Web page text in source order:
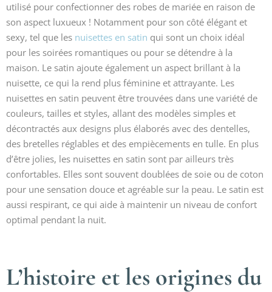
utilisé pour confectionner des robes de mariée en raison de
son aspect luxueux ! Notamment pour son côté élégant et
sexy, tel que les nuisettes en satin qui sont un choix idéal
pour les soirées romantiques ou pour se détendre à la
maison. Le satin ajoute également un aspect brillant à la
nuisette, ce qui la rend plus féminine et attrayante. Les
nuisettes en satin peuvent être trouvées dans une variété de
couleurs, tailles et styles, allant des modèles simples et
décontractés aux designs plus élaborés avec des dentelles,
des bretelles réglables et des empiècements en tulle. En plus
d’être jolies, les nuisettes en satin sont par ailleurs très
confortables. Elles sont souvent doublées de soie ou de coton
pour une sensation douce et agréable sur la peau. Le satin est
aussi respirant, ce qui aide à maintenir un niveau de confort
optimal pendant la nuit.
L’histoire et les origines du